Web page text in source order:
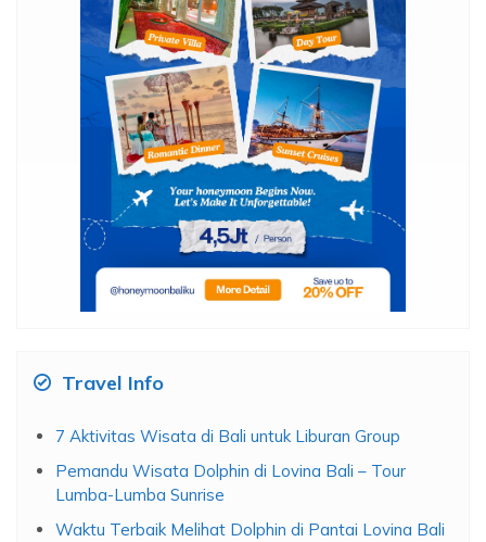
Travel Info
7 Aktivitas Wisata di Bali untuk Liburan Group
Pemandu Wisata Dolphin di Lovina Bali – Tour
Lumba-Lumba Sunrise
Waktu Terbaik Melihat Dolphin di Pantai Lovina Bali